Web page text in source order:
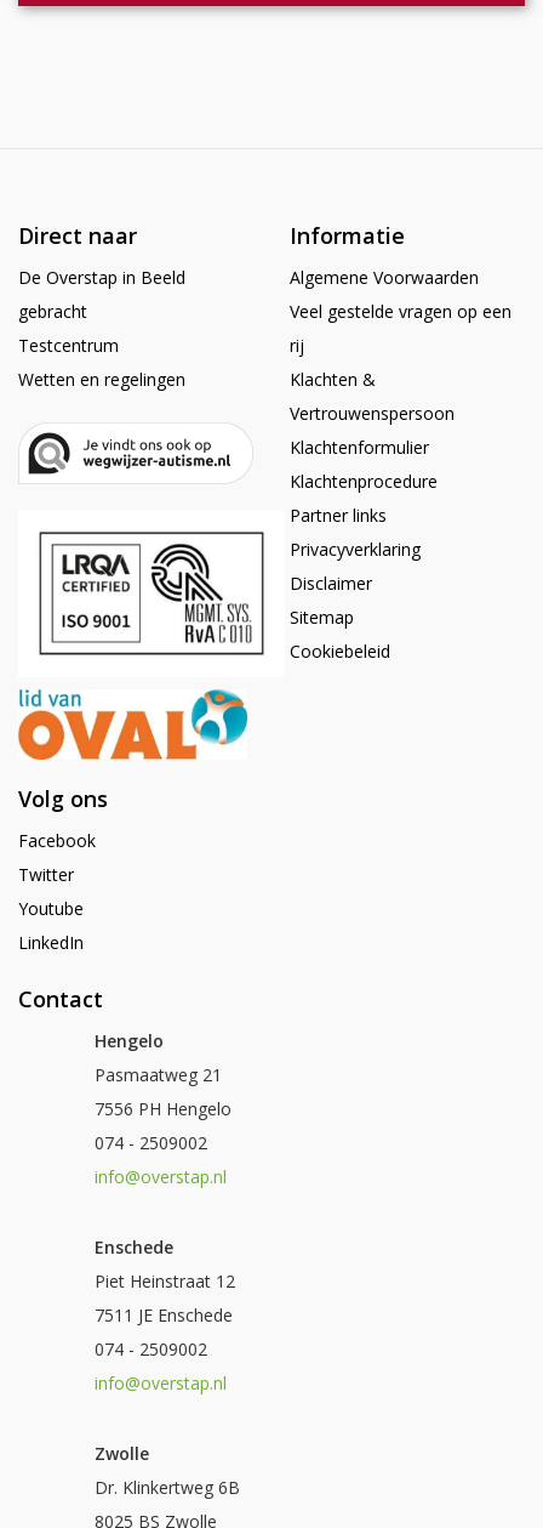
Direct naar
De Overstap in Beeld
gebracht
Testcentrum
Wetten en regelingen
Informatie
Algemene Voorwaarden
Veel gestelde vragen op een
rij
Klachten &
Vertrouwenspersoon
Klachtenformulier
Klachtenprocedure
Partner links
Privacyverklaring
Disclaimer
Sitemap
Cookiebeleid
Volg ons
Facebook
Twitter
Youtube
LinkedIn
Contact
Hengelo
Pasmaatweg 21
7556 PH Hengelo
074 - 2509002
info@overstap.nl
Enschede
Piet Heinstraat 12
7511 JE Enschede
074 - 2509002
info@overstap.nl
Zwolle
Dr. Klinkertweg 6B
8025 BS Zwolle